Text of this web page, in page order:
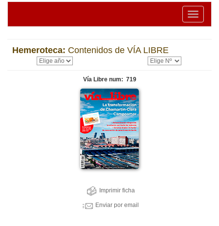
Toggle
Hemeroteca: Contenidos de VÍA LIBRE
Vía Libre num: 719
Imprimir ficha
Enviar por email